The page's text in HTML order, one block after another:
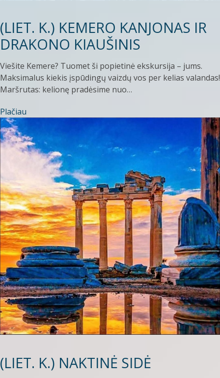
(LIET. K.) KEMERO KANJONAS IR
DRAKONO KIAUŠINIS
Viešite Kemere? Tuomet ši popietinė ekskursija – jums.
Maksimalus kiekis įspūdingų vaizdų vos per kelias valandas!
Maršrutas: kelionę pradėsime nuo…
Plačiau
(LIET. K.) NAKTINĖ SIDĖ